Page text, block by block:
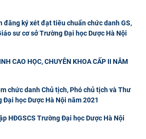
đăng ký xét đạt tiêu chuẩn chức danh GS,
sư cơ sở Trường Đại học Dược Hà Nội
CAO HỌC, CHUYÊN KHOA CẤP II NĂM
chức danh Chủ tịch, Phó chủ tịch và Thư
Đại học Dược Hà Nội năm 2021
HĐGSCS Trường Đại học Dược Hà Nội